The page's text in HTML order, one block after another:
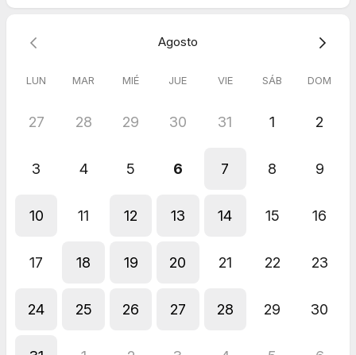
Agosto
LUN MAR MIÉ JUE VIE SÁB DOM
27 28 29 30 31 1 2
3 4 5 6 7 8 9
10 11 12 13 14 15 16
17 18 19 20 21 22 23
24 25 26 27 28 29 30